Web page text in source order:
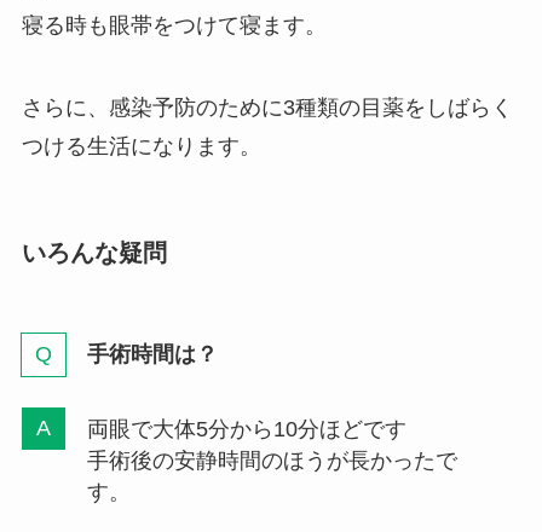
寝る時も眼帯をつけて寝ます。
さらに、感染予防のために3種類の目薬をしばらく
つける生活になります。
いろんな疑問
手術時間は？
両眼で大体5分から10分ほどです
手術後の安静時間のほうが長かったで
す。